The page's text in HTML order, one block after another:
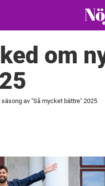
om
av "Så mycket bättre" 2025